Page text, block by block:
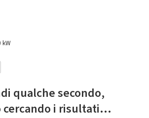
kW
qualche secondo,
cercando i risultati...